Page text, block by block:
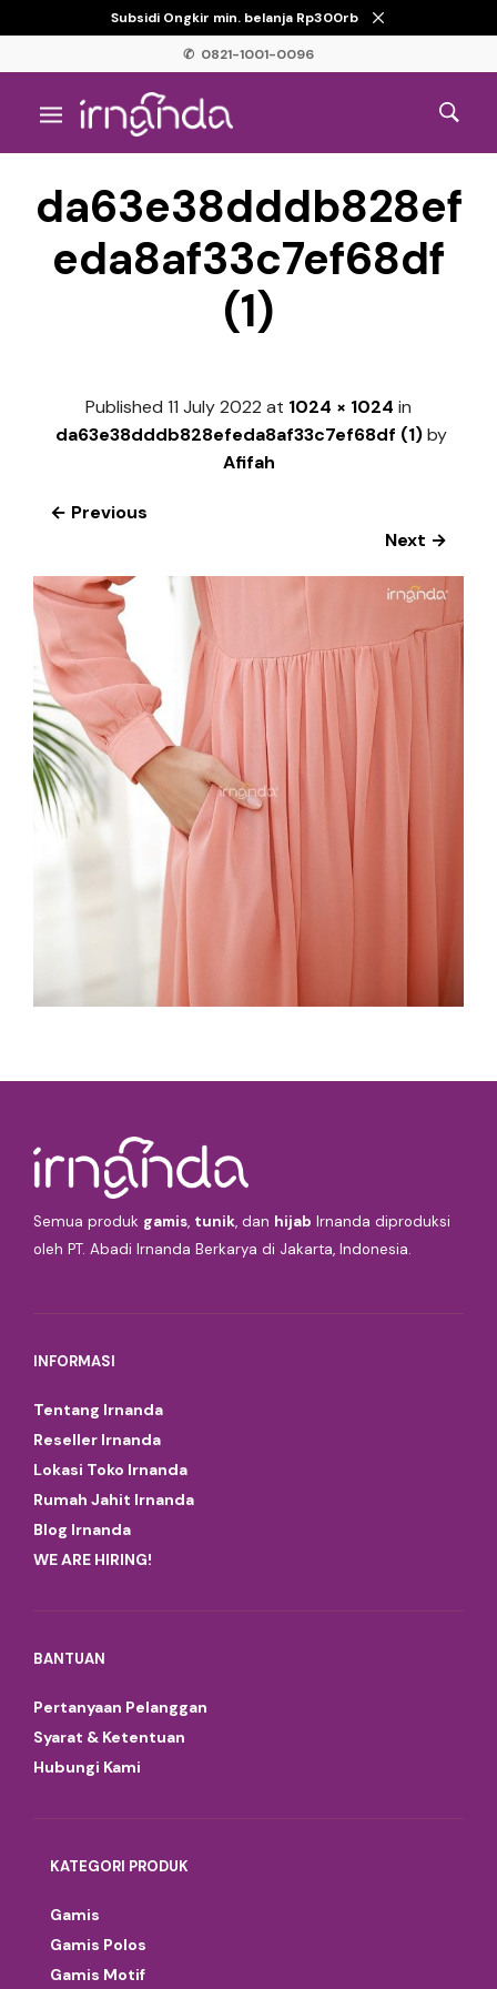
Subsidi Ongkir min. belanja Rp300rb
✆ 0821-1001-0096
da63e38dddb828ef
eda8af33c7ef68df
(1)
Published 11 July 2022 at 1024 × 1024 in
da63e38dddb828efeda8af33c7ef68df (1)by
Afifah
← Previous
Next →
Semua produk gamis, tunik, dan hijab Irnanda diproduksi
oleh PT. Abadi Irnanda Berkarya di Jakarta, Indonesia.
INFORMASI
Tentang Irnanda
Reseller Irnanda
Lokasi Toko Irnanda
Rumah Jahit Irnanda
Blog Irnanda
WE ARE HIRING!
BANTUAN
Pertanyaan Pelanggan
Syarat & Ketentuan
Hubungi Kami
KATEGORI PRODUK
Gamis
Gamis Polos
Gamis Motif